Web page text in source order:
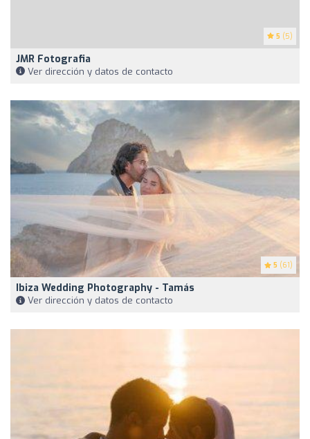
5 (5)
JMR Fotografia
Ver dirección y datos de contacto
5 (61)
Ibiza Wedding Photography - Tamás
Ver dirección y datos de contacto